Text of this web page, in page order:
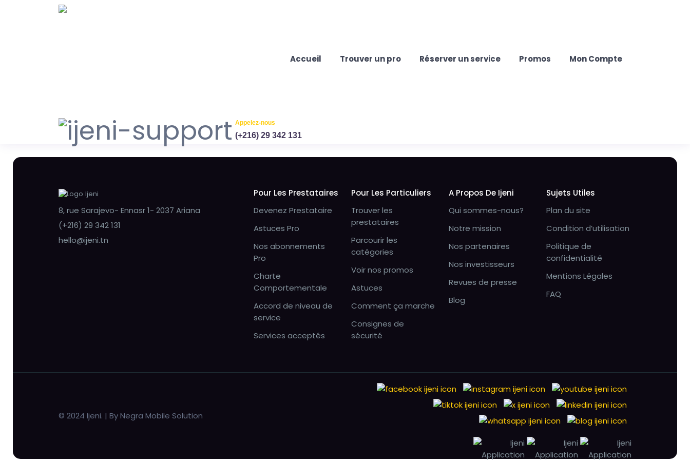
Accueil Trouver un pro Réserver un service Promos Mon Compte
Appelez-nous
(+216) 29 342 131
8, rue Sarajevo- Ennasr 1- 2037 Ariana
(+216) 29 342 131
hello@ijeni.tn
Pour Les Prestataires
Devenez Prestataire
Astuces Pro
Nos abonnements
Pro
Charte
Comportementale
Accord de niveau de
service
Services acceptés
Pour Les Particuliers
Trouver les
prestataires
Parcourir les
catégories
Voir nos promos
Astuces
Comment ça marche
Consignes de
sécurité
A Propos De Ijeni
Qui sommes-nous?
Notre mission
Nos partenaires
Nos investisseurs
Revues de presse
Blog
Sujets Utiles
Plan du site
Condition d’utilisation
Politique de
confidentialité
Mentions Légales
FAQ
© 2024 Ijeni. | By Negra Mobile Solution